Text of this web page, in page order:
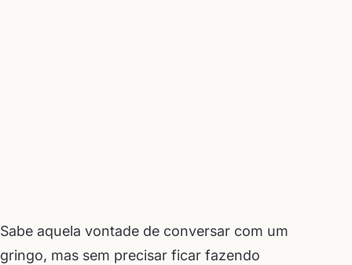
Sabe aquela vontade de conversar com um
gringo, mas sem precisar ficar fazendo